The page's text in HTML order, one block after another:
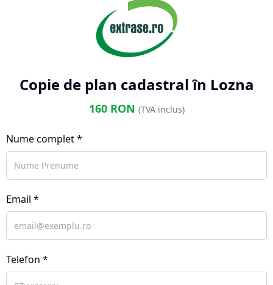
Copie de plan cadastral în Lozna
160RON (TVA inclus)
Nume complet *
Email *
Telefon *